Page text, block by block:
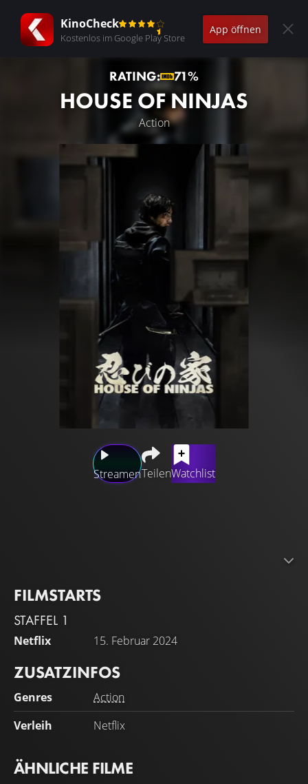
KinoCheck
Kostenlos im Google Play Store
App öffnen
RATING: 71%
HOUSE OF NINJAS
Action
StreamenTeilenWatchlist
gehen, um einer Reihe von drohenden Gefahren
FILMSTARTS
STAFFEL 1
Netflix 15. Februar 2024
ZUSATZINFOS
Genres
Action
Verleih
Netflix
ÄHNLICHE FILME